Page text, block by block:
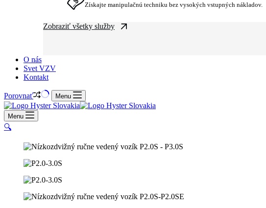
Získajte manipulačnú techniku bez vysokých vstupných nákladov.
Zobraziť všetky služby
O nás
Svet VZV
Kontakt
Porovnať Menu
Menu
🔍